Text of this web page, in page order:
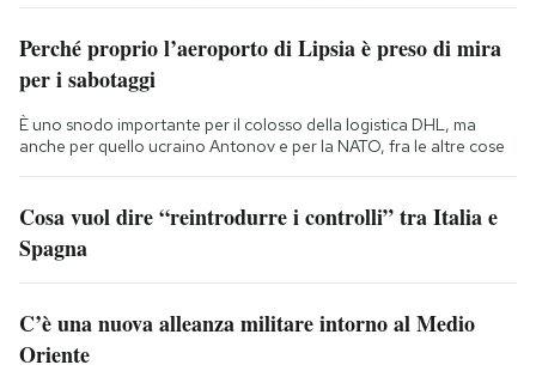
Perché proprio l’aeroporto di Lipsia è preso di mira
per i sabotaggi
È uno snodo importante per il colosso della logistica DHL, ma
anche per quello ucraino Antonov e per la NATO, fra le altre cose
Cosa vuol dire “reintrodurre i controlli” tra Italia e
Spagna
C’è una nuova alleanza militare intorno al Medio
Oriente